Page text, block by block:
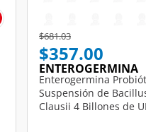
Price reduced from
$681.03to
$357.00
ENTEROGERMINA
Enterogermina
Suspensión de
Clausii 4 Billones de